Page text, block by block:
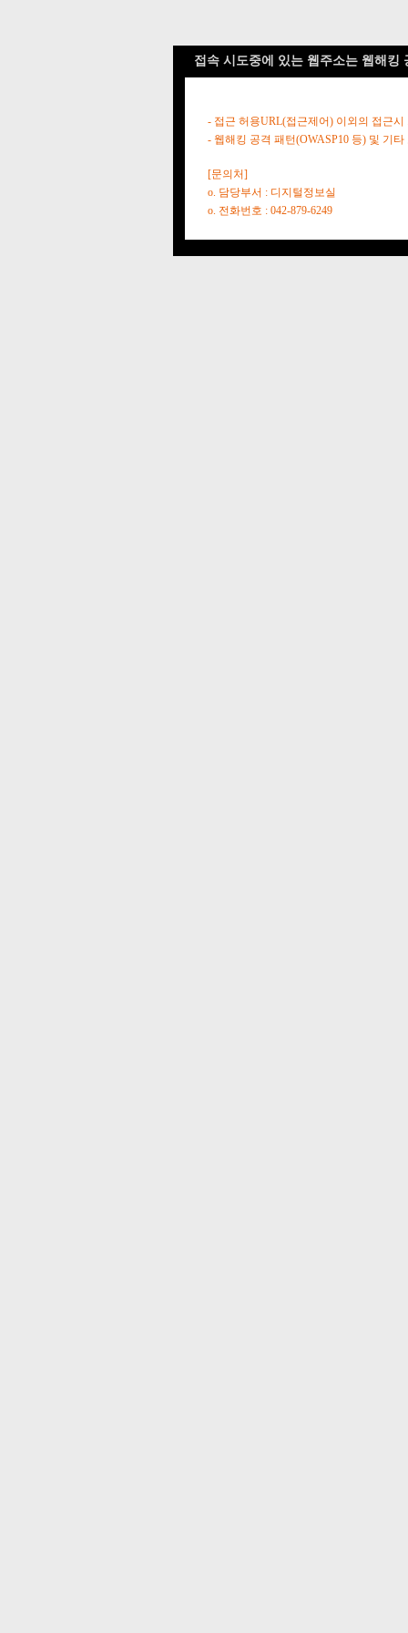
접속 시도중에 있는 웹주소는 웹해킹
- 접근 허용URL(접근제어) 이외의 접근시
- 웹해킹 공격 패턴(OWASP10 등) 및 기
[문의처]
o. 담당부서 : 디지털정보실
o. 전화번호 : 042-879-6249